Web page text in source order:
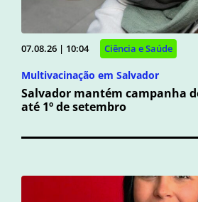
07.08.26 | 10:04 Ciência e Saúde
Multivacinação em Salvador
Salvador mantém campanha
até 1º de setembro